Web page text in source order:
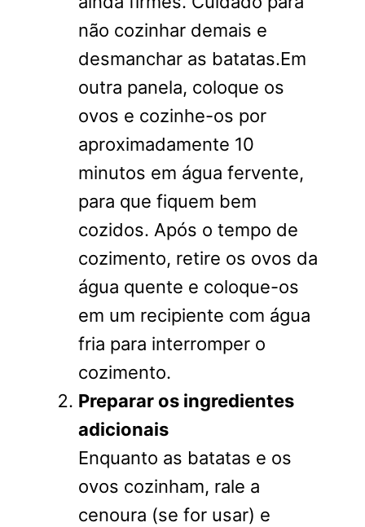
não cozinhar demais e
desmanchar as batatas.Em
outra panela, coloque os
ovos e cozinhe-os por
aproximadamente 10
minutos em água fervente,
para que fiquem bem
cozidos. Após o tempo de
cozimento, retire os ovos da
água quente e coloque-os
em um recipiente com água
fria para interromper o
cozimento.
Preparar os ingredientes
adicionais
Enquanto as batatas e os
ovos cozinham, rale a
cenoura (se for usar) e